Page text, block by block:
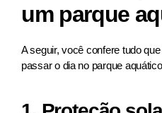
um parque
A seguir, você confere tudo
passar o dia no parque